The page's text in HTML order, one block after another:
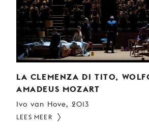
LA CLEMENZA DI TITO,
AMADEUS MOZART
Ivo van Hove, 2013
LEES MEER